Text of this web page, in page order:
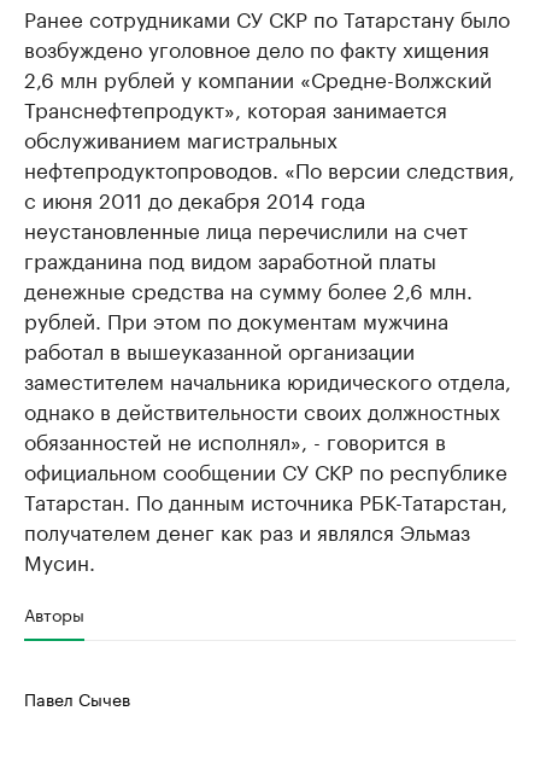
Ранее сотрудниками СУ СКР по Татарстану было
возбуждено уголовное дело по факту хищения
2,6 млн рублей у компании «Средне-Волжский
Транснефтепродукт», которая занимается
обслуживанием магистральных
нефтепродуктопроводов. «По версии следствия,
с июня 2011 до декабря 2014 года
неустановленные лица перечислили на счет
гражданина под видом заработной платы
денежные средства на сумму более 2,6 млн.
рублей. При этом по документам мужчина
работал в вышеуказанной организации
заместителем начальника юридического отдела,
однако в действительности своих должностных
обязанностей не исполнял», - говорится в
официальном сообщении СУ СКР по республике
Татарстан. По данным источника РБК-Татарстан,
получателем денег как раз и являлся Эльмаз
Мусин.
Авторы
Павел Сычев